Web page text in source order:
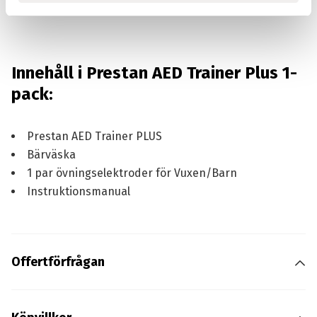
Innehåll i Prestan AED Trainer Plus 1-
pack:
Prestan AED Trainer PLUS
Bärväska
1 par övningselektroder för Vuxen/Barn
Instruktionsmanual
Offertförfrågan